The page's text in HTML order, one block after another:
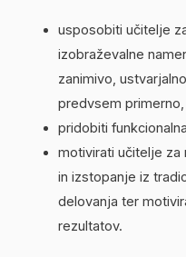
usposobiti učitelje
izobraževalne
zanimivo,
predvsem primerno,
pridobiti
motivirati učitelje za
in izstopanje iz
delovanja ter
rezultatov.